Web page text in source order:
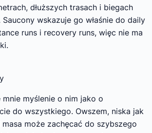
dłuższych trasach i biegach
wskazuje go właśnie do daily
runs i recovery runs, więc nie ma
myślenie o nim jako o
do wszystkiego. Owszem, niska jak
może zachęcać do szybszego